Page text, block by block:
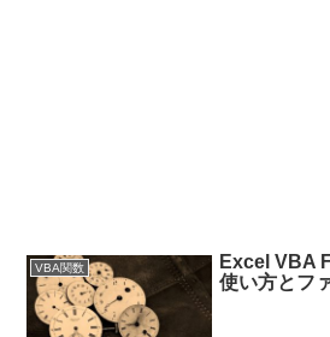
VBA関数
Excel VBA
使い方とフ